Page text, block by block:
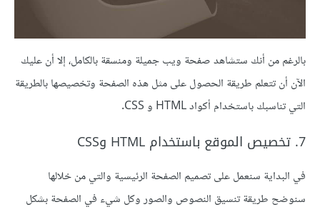
بالرغم من أنك ستشاهد صفحة ويب جميلة ومنسقة بالكامل، إلا أن عليك
الآن أن تتعلم طريقة الحصول على مثل هذه الصفحة وتخصيصها بالطريقة
التي تناسبك باستخدام أكواد HTML و CSS.
7. تخصيص الموقع باستخدام HTML وCSS
في البداية سنعمل على تصميم الصفحة الرئيسية والتي من خلالها
سنوضح طريقة تنسيق النصوص والصور وكل شيء في الصفحة بشكل